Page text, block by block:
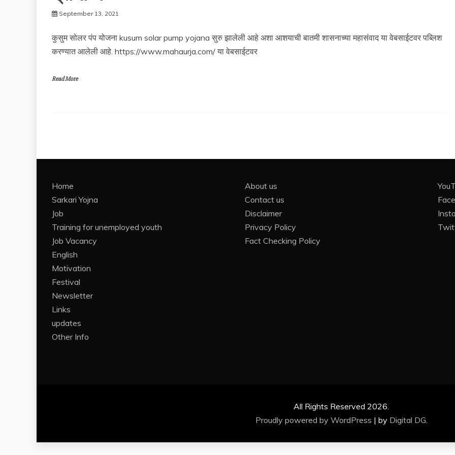
September 13, 2021
कुसुम सोलर पंप योजना kusum solar pump yojana सुरु झालेली आहे अशा आशयाची बातमी शासनाच्या महासंवाद या वेबसाईटवर पब्लिश
करण्यात आलेली आहे. https://www.mahaurja.com/ या वेबसाईटवर
Read More
Home
Sarkari Yojna
Job
Training for unemployed youth
Job Vacancy
English
Motivation
Festival
Newsletter
Links
updates
Other Info
About us
Contact us
Disclaimer
Privacy Policy
Fact Checking Policy
All Rights Reserved 2026.
Proudly powered by WordPress | by Digital DG.